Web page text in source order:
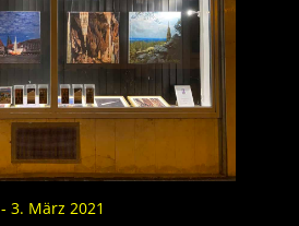
- 3. März 2021